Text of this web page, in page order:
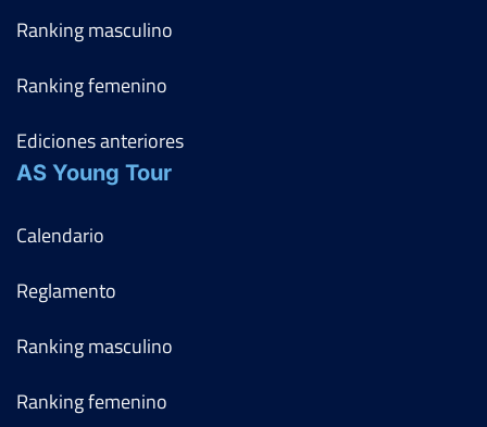
Ranking masculino
Ranking femenino
Ediciones anteriores
AS Young Tour
Calendario
Reglamento
Ranking masculino
Ranking femenino